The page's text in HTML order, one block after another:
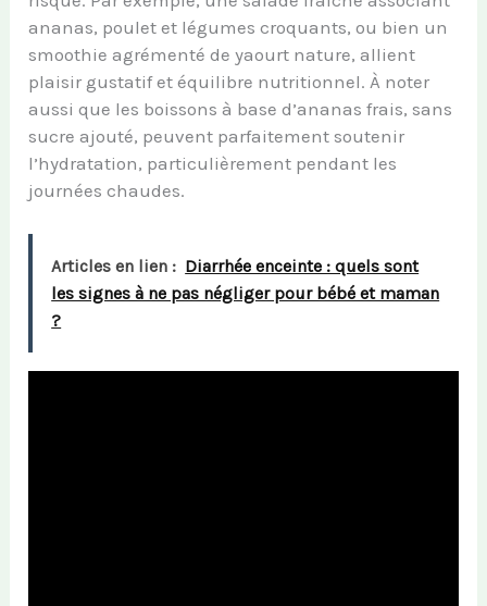
ananas, poulet et légumes croquants, ou bien un
smoothie agrémenté de yaourt nature, allient
plaisir gustatif et équilibre nutritionnel. À noter
aussi que les boissons à base d’ananas frais, sans
sucre ajouté, peuvent parfaitement soutenir
l’hydratation, particulièrement pendant les
journées chaudes.
Articles en lien : Diarrhée enceinte : quels sont
les signes à ne pas négliger pour bébé et maman
?